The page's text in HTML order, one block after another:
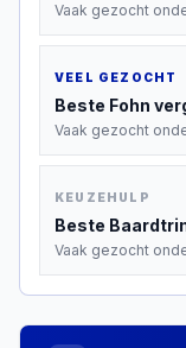
Vaak gezocht
VEEL GEZOCHT
Beste Fohn
Vaak gezocht
KEUZEHULP
Beste
Vaak gezocht